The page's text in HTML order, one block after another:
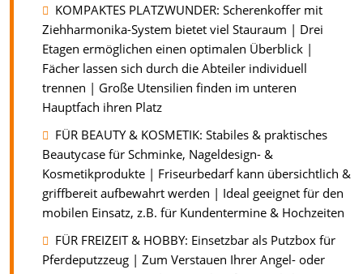
KOMPAKTES PLATZWUNDER: Scherenkoffer mit
Ziehharmonika-System bietet viel Stauraum | Drei
Etagen ermöglichen einen optimalen Überblick |
Fächer lassen sich durch die Abteiler individuell
trennen | Große Utensilien finden im unteren
Hauptfach ihren Platz
FÜR BEAUTY & KOSMETIK: Stabiles & praktisches
Beautycase für Schminke, Nageldesign- &
Kosmetikprodukte | Friseurbedarf kann übersichtlich &
griffbereit aufbewahrt werden | Ideal geeignet für den
mobilen Einsatz, z.B. für Kundentermine & Hochzeiten
FÜR FREIZEIT & HOBBY: Einsetzbar als Putzbox für
Pferdeputzzeug | Zum Verstauen Ihrer Angel- oder